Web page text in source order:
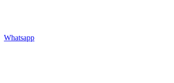
Whatsapp